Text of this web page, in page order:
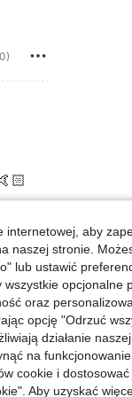
aby
naszej stronie.
lub ustawić
opcjonalne
oraz
opcję "Odrzuć
działanie
na
cookie i
Aby uzyskać